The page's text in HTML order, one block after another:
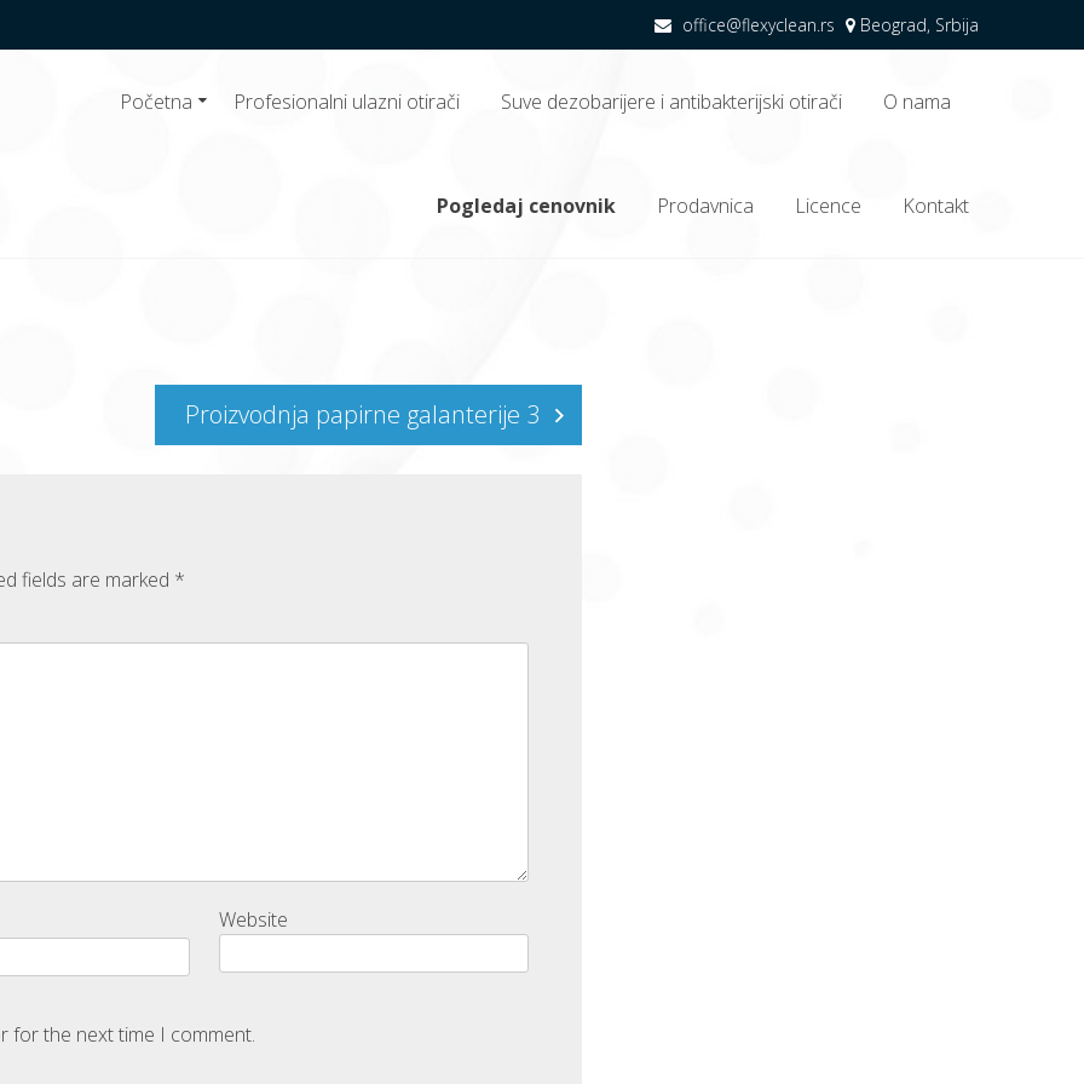
office@flexyclean.rs Beograd, Srbija
Početna Profesionalni ulazni otirači Suve dezobarijere i antibakterijski otirači O nama
Pogledaj cenovnik Prodavnica Licence Kontakt
Proizvodnja papirne galanterije 3
fields are marked *
Website
for the next time I comment.